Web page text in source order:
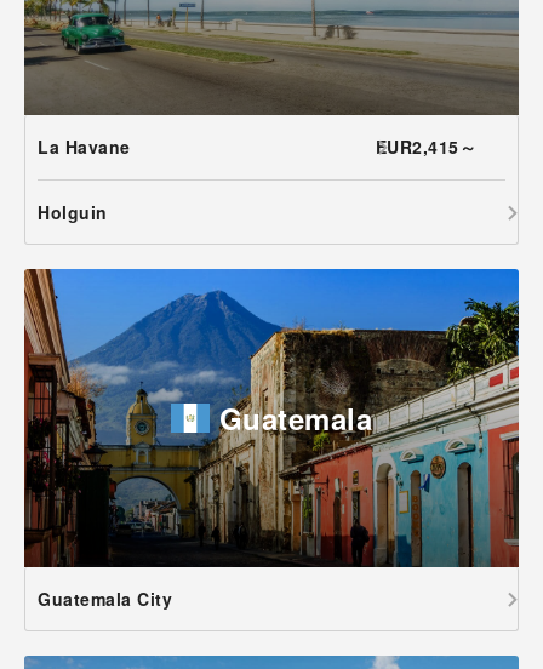
La Havane EUR2,415～
Holguin
Guatemala
Guatemala City